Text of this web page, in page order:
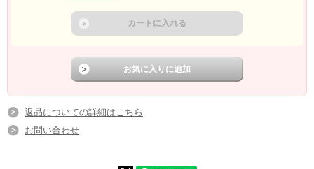
返品についての詳細はこちら
お問い合わせ